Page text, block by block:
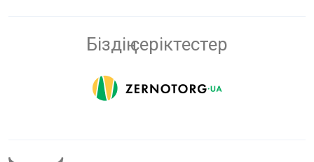
Біздің серіктестер